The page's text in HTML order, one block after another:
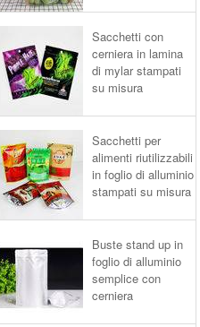
Sacchetti con
cerniera in lamina
di mylar stampati
su misura
Sacchetti per
alimenti riutilizzabili
in foglio di alluminio
stampati su misura
Buste stand up in
foglio di alluminio
semplice con
cerniera